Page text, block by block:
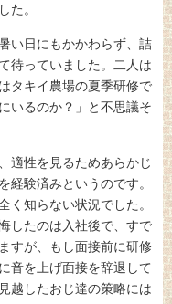
た。
い日にもかかわらず、詰
待っていました。二人は
タキイ農場の夏季研修で
いるのか？」と不思議そ
適性を見るためあらかじ
経験済みというのです。
く知らない状況でした。
したのは入社後で、すで
すが、もし面接前に研修
音を上げ面接を辞退して
越したおじ達の策略には